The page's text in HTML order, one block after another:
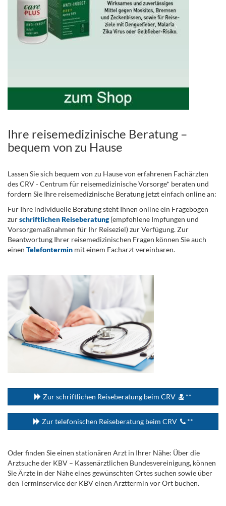
Ihre reisemedizinische Beratung –
bequem von zu Hause
Lassen Sie sich bequem von zu Hause von erfahrenen Fachärzten
des CRV - Centrum für reisemedizinische Vorsorge* beraten und
fordern Sie Ihre reisemedizinische Beratung jetzt einfach online an:
Für Ihre individuelle Beratung steht Ihnen online ein Fragebogen
zurschriftlichen Reiseberatung(empfohlene Impfungen und
Vorsorgemaßnahmen für Ihr Reiseziel) zur Verfügung. Zur
Beantwortung Ihrer reisemedizinischen Fragen können Sie auch
einen Telefontermin mit einem Facharzt vereinbaren.
Zur schriftlichen Reiseberatung beim CRV **
Zur telefonischen Reiseberatung beim CRV **
Oder finden Sie einen stationären Arzt in Ihrer Nähe: Über die
Arztsuche der KBV – Kassenärztlichen Bundesvereinigung, können
Sie Ärzte in der Nähe eines gewünschten Ortes suchen sowie über
den Terminservice der KBV einen Arzttermin vor Ort buchen.